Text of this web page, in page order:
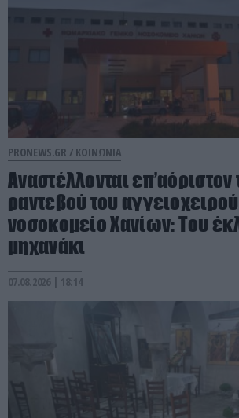
PRONEWS.GR / ΚΟΙΝΩΝΙΑ
Αναστέλλονται επ’αόριστον
ραντεβού του
νοσοκομείο Χανίων: Του
μηχανάκι
07.08.2026 | 18:14